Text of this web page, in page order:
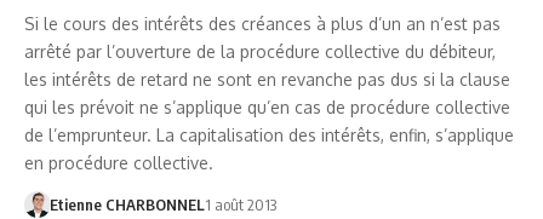
Si le cours des intérêts des créances à plus d’un an n’est pas
arrêté par l’ouverture de la procédure collective du débiteur,
les intérêts de retard ne sont en revanche pas dus si la clause
qui les prévoit ne s’applique qu’en cas de procédure collective
de l’emprunteur. La capitalisation des intérêts, enfin, s’applique
en procédure collective.
Etienne CHARBONNEL1 août 2013